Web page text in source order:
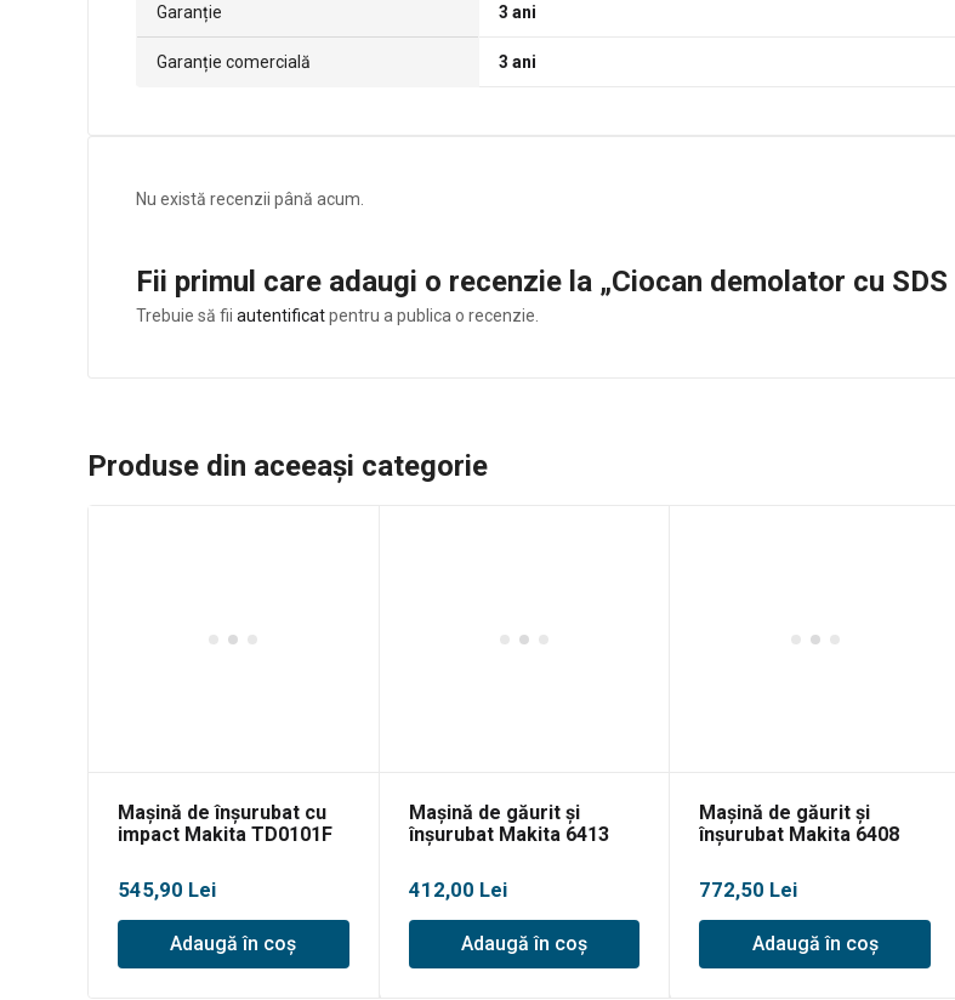
Garanție 3 ani
Garanție comercială 3 ani
Nu există recenzii până acum.
Fii primul care adaugi o recenzie la „Ciocan demolator cu SDS
Trebuie să fii autentificatpentru a publica o recenzie.
Produse din aceeași categorie
Mașină de înșurubat cu
impact Makita TD0101F
545,90 Lei
Adaugă în coș
Mașină de găurit și
înșurubat Makita 6413
412,00 Lei
Adaugă în coș
Mașină de găurit și
înșurubat Makita 6408
772,50 Lei
Adaugă în coș